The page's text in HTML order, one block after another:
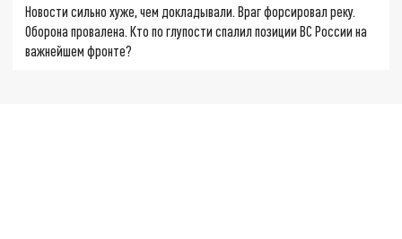
Новости сильно хуже, чем докладывали. Враг форсировал реку.
Оборона провалена. Кто по глупости спалил позиции ВС России на
важнейшем фронте?